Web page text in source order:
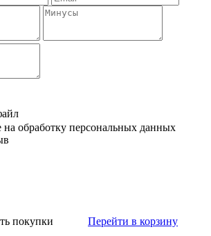
на обработку персональных данных
покупки Перейти в корзину